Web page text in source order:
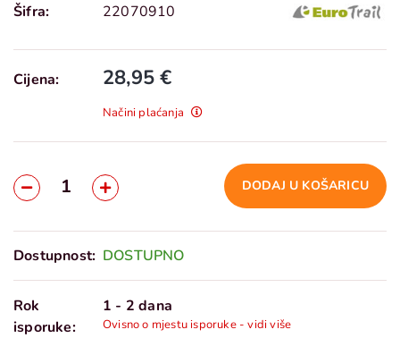
Šifra: 22070910
Cijena: 28,95 €
Načini plaćanja
DODAJ U KOŠARICU
Dostupnost: DOSTUPNO
Rok
isporuke:
1 - 2 dana
Ovisno o mjestu isporuke - vidi više